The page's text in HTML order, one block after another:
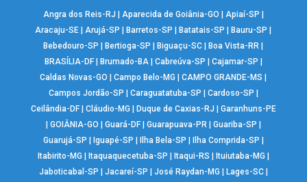
Angra dos Reis-RJ Aparecida de Goiânia-GO Apiaí-SP
Aracaju-SE |Arujá-SP Barretos-SP Batatais-SP Bauru-SP
Bebedouro-SP
Bertioga-SP Biguaçu-SC Boa Vista-RR
BRASÍLIA-DF| Brumado-BA| Cabreúva-SP Cajamar-SP
Caldas Novas-GO
|Campo Belo-MG |CAMPO GRANDE-MS
Campos Jordão-SP
Caraguatatuba-SP Cardoso-SP
Ceilândia-DF| Cláudio-MG Duque de Caxias-RJ
Garanhuns-PE
GOIÂNIA-GO Guará-DF| Guarapuava-PR| Guariba-SP
Guarujá-SP
Iguapé-SP Ilha Bela-SP Ilha Comprida-SP
Itabirito-MG
Itaquaquecetuba-SP Itaqui-RS Ituiutaba-MG
Jaboticabal-SP
Jacareí-SP José Raydan-MG Lages-SC|